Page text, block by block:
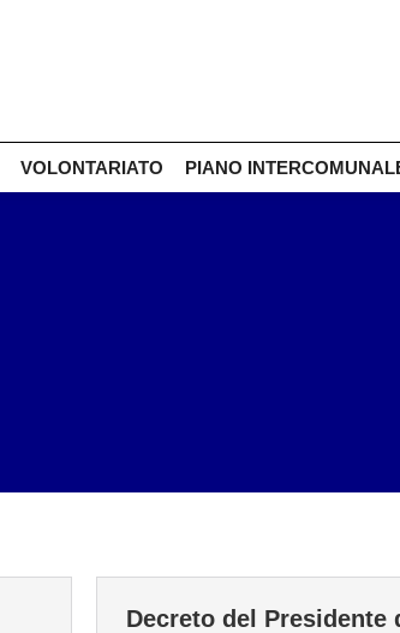
VOLONTARIATO PIANO
Decreto del Presidente